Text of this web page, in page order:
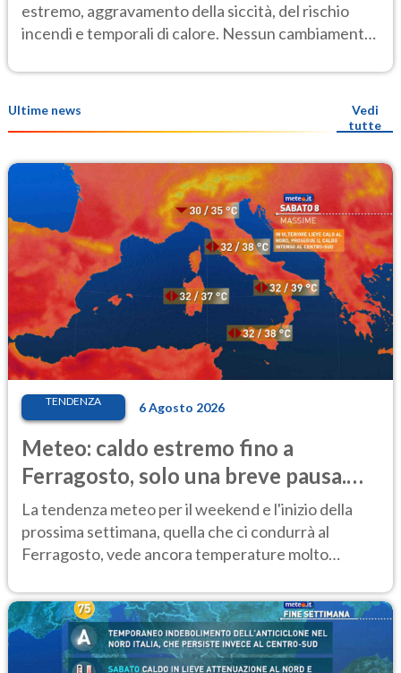
estremo, aggravamento della siccità, del rischio
incendi e temporali di calore. Nessun cambiamento
Ultime news
Vedi
tutte
TENDENZA 6 Agosto 2026
Meteo: caldo estremo fino a
Ferragosto, solo una breve pausa.
Ecco dove
La tendenza meteo per il weekend e l'inizio della
prossima settimana, quella che ci condurrà al
Ferragosto, vede ancora temperature molto